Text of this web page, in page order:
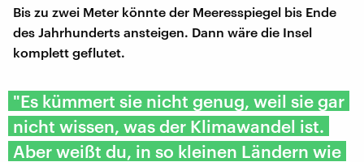
Bis zu zwei Meter könnte der Meeresspiegel bis Ende
des Jahrhunderts ansteigen. Dann wäre die Insel
komplett geflutet.
"Es kümmert sie nicht genug, weil sie gar
nicht wissen, was der Klimawandel ist.
Aber weißt du, in so kleinen Ländern wie